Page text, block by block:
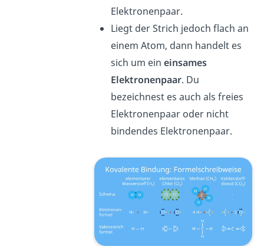
Elektronenpaar.
Liegt der Strich jedoch flach an
einem Atom, dann handelt es
sich um ein einsames
Elektronenpaar. Du
bezeichnest es auch als freies
Elektronenpaar oder nicht
bindendes Elektronenpaar.